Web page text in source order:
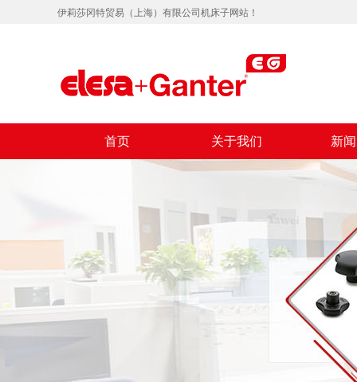
伊莉莎冈特贸易（上海）有限公司机床子网站！
首页 关于我们 新